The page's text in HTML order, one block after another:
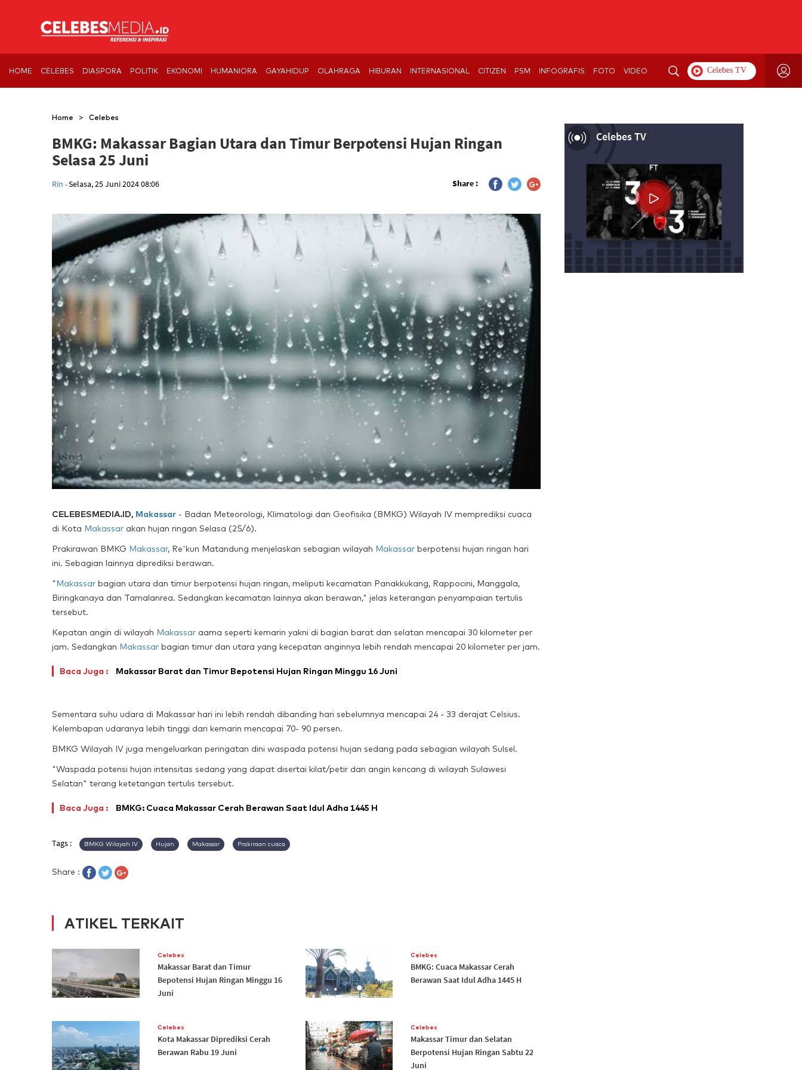
HOME CELEBES DIASPORA POLITIK EKONOMI HUMANIORA GAYAHIDUP OLAHRAGA HIBURAN INTERNASIONAL CITIZEN PSM INFOGRAFIS FOTO VIDEO
Home > Celebes
BMKG: Makassar Bagian Utara dan Timur Berpotensi Hujan Ringan
Selasa 25 Juni
Rin .Selasa, 25 Juni 2024 08:06 Share :
CELEBESMEDIA.ID, Makassar - Badan Meteorologi, Klimatologi dan Geofisika (BMKG) Wilayah IV memprediksi cuaca
di Kota Makassar akan hujan ringan Selasa (25/6).
Prakirawan BMKG Makassar, Re'kun Matandung menjelaskan sebagian wilayah Makassar berpotensi hujan ringan hari
ini. Sebagian lainnya diprediksi berawan.
"Makassar bagian utara dan timur berpotensi hujan ringan, meliputi kecamatan Panakkukang, Rappocini, Manggala,
Biringkanaya dan Tamalanrea. Sedangkan kecamatan lainnya akan berawan," jelas keterangan penyampaian tertulis
tersebut.
Kepatan angin di wilayah Makassar aama seperti kemarin yakni di bagian barat dan selatan mencapai 30 kilometer per
jam. Sedangkan Makassar bagian timur dan utara yang kecepatan anginnya lebih rendah mencapai 20 kilometer per jam.
Baca Juga : Makassar Barat dan Timur Bepotensi Hujan Ringan Minggu 16 Juni
Sementara suhu udara di Makassar hari ini lebih rendah dibanding hari sebelumnya mencapai 24 - 33 derajat Celsius.
Kelembapan udaranya lebih tinggi dari kemarin mencapai 70- 90 persen.
BMKG Wilayah IV juga mengeluarkan peringatan dini waspada potensi hujan sedang pada sebagian wilayah Sulsel.
"Waspada potensi hujan intensitas sedang yang dapat disertai kilat/petir dan angin kencang di wilayah Sulawesi
Selatan" terang ketetangan tertulis tersebut.
Baca Juga : BMKG: Cuaca Makassar Cerah Berawan Saat Idul Adha 1445 H
Tags : BMKG Wilayah IV Hujan Makassar Prakiraan cuaca
Share :
ATIKEL TERKAIT
Celebes
Makassar Barat dan Timur
Bepotensi Hujan Ringan Minggu 16
Juni
Celebes
BMKG: Cuaca Makassar Cerah
Berawan Saat Idul Adha 1445 H
Celebes
Kota Makassar Diprediksi Cerah
Berawan Rabu 19 Juni
Celebes
Makassar Timur dan Selatan
Berpotensi Hujan Ringan Sabtu 22
Juni
Celebes TV
Now Playing